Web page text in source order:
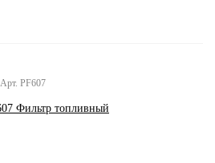
Арт. PF607
Фильтр топливный